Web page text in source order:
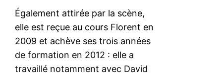
Également attirée par la scène,
elle est reçue au cours Florent en
2009 et achève ses trois années
de formation en 2012 : elle a
travaillé notamment avec David